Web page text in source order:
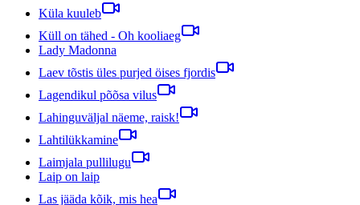
Küla kuuleb
Küll on tähed - Oh kooliaeg
Lady Madonna
Laev tõstis üles purjed öises fjordis
Lagendikul põõsa vilus
Lahinguväljal näeme, raisk!
Lahtilükkamine
Laimjala pullilugu
Laip on laip
Las jääda kõik, mis hea